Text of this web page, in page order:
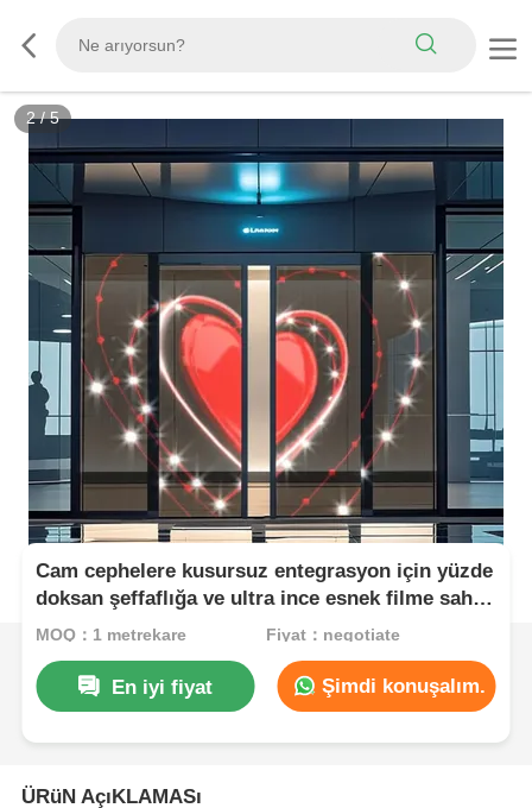
2/5
Cam cephelere kusursuz entegrasyon için yüzde
doksan şeffaflığa ve ultra ince esnek filme sahip
P8 LED Şeffaf Film Ekranı
MOQ：1 metrekare Fiyat：negotiate
En iyi fiyat Şimdi konuşalım.
ÜRüN AçıKLAMASı